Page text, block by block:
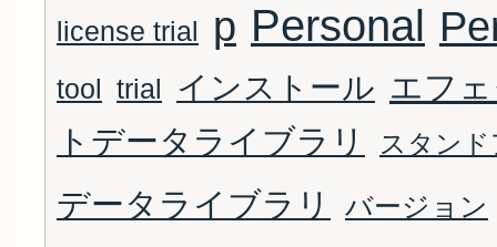
license trial p Personal
tool trial インストール エフ
トデータライブラリ
スタン
データライブラリ バージョン